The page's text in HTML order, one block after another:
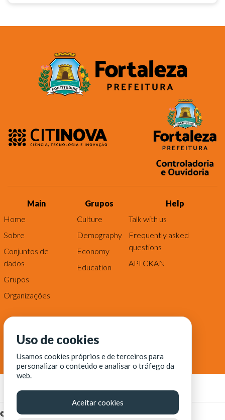
Main
Home
Sobre
Conjuntos de
dados
Grupos
Organizações
Grupos
Culture
Demography
Economy
Education
Help
Talk with us
Frequently asked
questions
API CKAN
© Fortaleza Digital || CITINOVA - Fundação de Ciência,
Uso de cookies
Usamos cookies próprios e de terceiros para
personalizar o conteúdo e analisar o tráfego da
web.
Aceitar cookies